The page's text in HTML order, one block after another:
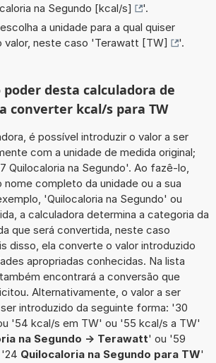
na Segundo [kcal/s]
'.
a unidade para a qual quiser
valor, neste caso 'Terawatt [TW] '.
desta calculadora de
converter kcal/s para TW
é possível introduzir o valor a ser
com a unidade de medida original;
Quilocaloria na Segundo'. Ao fazê-lo,
completo da unidade ou a sua
'Quilocaloria na Segundo' ou
a calculadora determina a categoria da
que será convertida, neste caso
disso, ela converte o valor introduzido
apropriadas conhecidas. Na lista
encontrará a conversão que
Alternativamente, o valor a ser
introduzido da seguinte forma: '30
'54 kcal/s em TW' ou '55 kcal/s a TW'
na Segundo -> Terawatt' ou '59
Quilocaloria na Segundo para TW'